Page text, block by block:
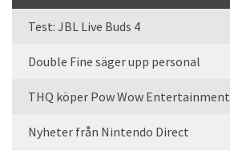
Test: JBL Live Buds 4
Double Fine säger upp personal
THQ köper Pow Wow Entertainment
Nyheter från Nintendo Direct